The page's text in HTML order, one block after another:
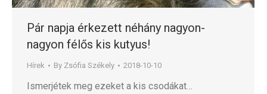
Pár napja érkezett néhány nagyon-
nagyon félős kis kutyus!
Hírek By Zsófia Székely 2018-10-10
Ismerjétek meg ezeket a kis csodákat…